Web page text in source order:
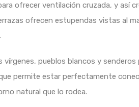
ofrecer ventilación cruzada, y así
ofrecen estupendas vistas al
vírgenes, pueblos blancos y
permite estar perfectamente
natural que lo rodea.